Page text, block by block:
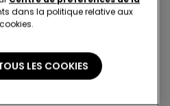
dans la politique relative aux
cookies.
LES COOKIES